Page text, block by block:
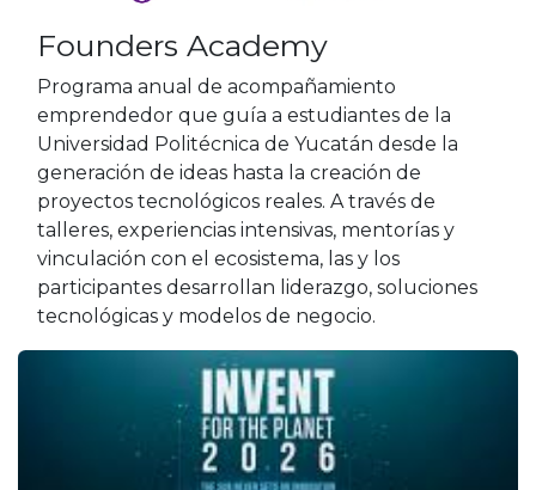
Founders Academy
Programa anual de acompañamiento
emprendedor que guía a estudiantes de la
Universidad Politécnica de Yucatán desde la
generación de ideas hasta la creación de
proyectos tecnológicos reales. A través de
talleres, experiencias intensivas, mentorías y
vinculación con el ecosistema, las y los
participantes desarrollan liderazgo, soluciones
tecnológicas y modelos de negocio.